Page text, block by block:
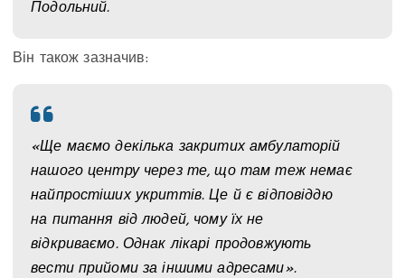
Подольний.
Він також зазначив:
«Ще маємо декілька закритих амбулаторій
нашого центру через те, що там теж немає
найпростіших укриттів. Це й є відповіддю
на питання від людей, чому їх не
відкриваємо. Однак лікарі продовжують
вести прийоми за іншими адресами».